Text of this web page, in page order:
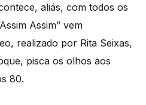
aliás, com todos os
Assim” vem
realizado por Rita Seixas,
pisca os olhos aos
80.